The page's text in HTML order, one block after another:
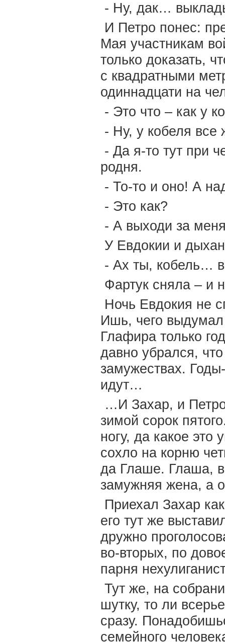
- Ну, дак…
И Петро понес:
Мая участникам
только доказать,
с квадратными
одиннадцати на
- Это что – как у
- Ну, у кобеля
- Да я-то тут при
родня.
- То-то и оно! А
- Это как?
- А выходи за
У Евдокии и
- Ах ты, кобель…
Фартук сняла – и
Ночь Евдокия не
Ишь, чего выдумал
Глафира только
давно убрался,
замужествах.
идут…
…И Захар, и
зимой сорок
ногу, да какое
сохло на корню
да Глаше. Глаша,
замужняя жена, а
Приехал Захар
его тут же
дружно
во-вторых, по
парня
Тут же, на
шутку, то ли
сразу.
семейного